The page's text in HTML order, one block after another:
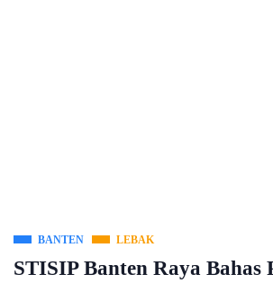
BANTEN LEBAK
STISIP Banten Raya Bahas